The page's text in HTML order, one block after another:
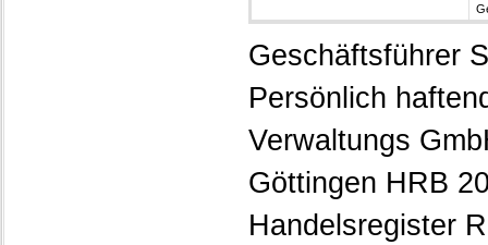
Geschäftsführer
Persönlich
Verwaltungs
Göttingen HRB
Handelsregister